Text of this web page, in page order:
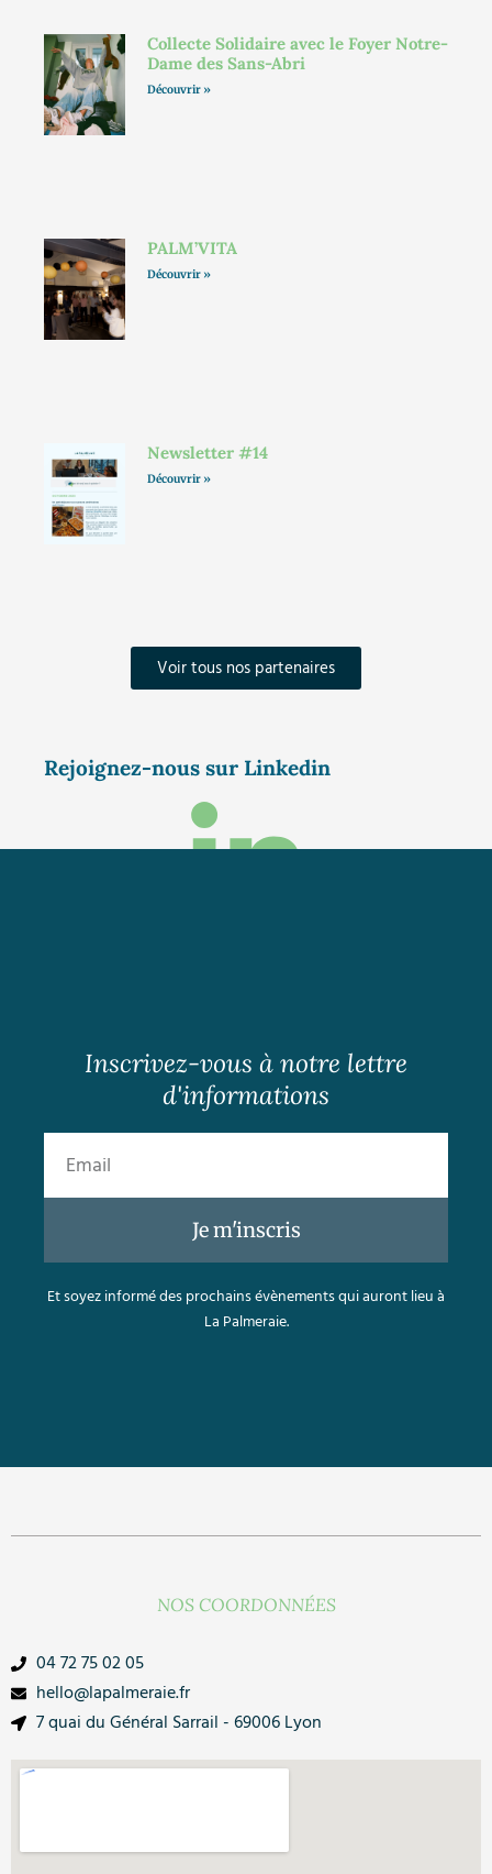
Collecte Solidaire avec le Foyer Notre-
Dame des Sans-Abri
Découvrir »
PALM’VITA
Découvrir »
Newsletter #14
Découvrir »
Voir tous nos partenaires
Rejoignez-nous sur Linkedin
Inscrivez-vous à notre lettre
d'informations
Je m'inscris
Et soyez informé des prochains évènements qui auront lieu à
La Palmeraie.
NOS COORDONNÉES
04 72 75 02 05
hello@lapalmeraie.fr
7 quai du Général Sarrail - 69006 Lyon